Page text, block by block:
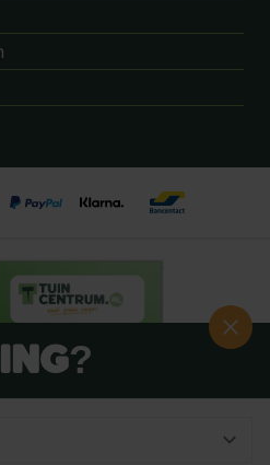
Tuincentrum.nl B.V.